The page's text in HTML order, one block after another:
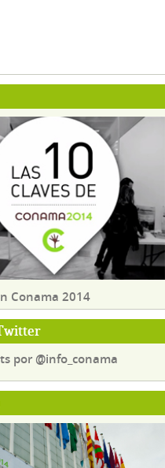
Conama 2014
por @info_conama